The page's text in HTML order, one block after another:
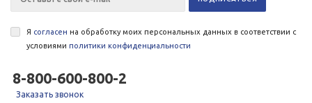
Я согласен на обработку моих персональных данных в соответствии с
условиями политики конфиденциальности
8-800-600-800-2
Заказать звонок